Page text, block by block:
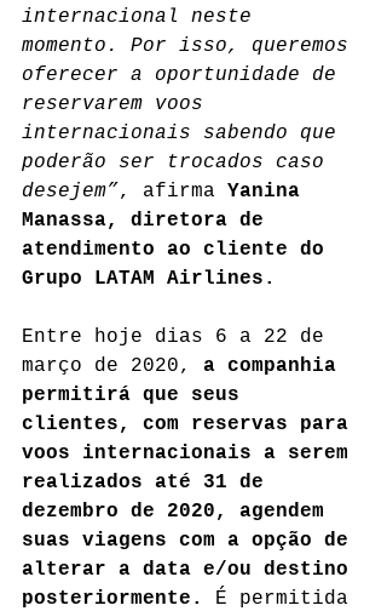
internacional neste
momento. Por isso, queremos
oferecer a oportunidade de
reservarem voos
internacionais sabendo que
poderão ser trocados caso
desejem”, afirma Yanina
Manassa, diretora de
atendimento ao cliente do
Grupo LATAM Airlines.
Entre hoje dias 6 a 22 de
março de 2020, a companhia
permitirá que seus
clientes, com reservas para
voos internacionais a serem
realizados até 31 de
dezembro de 2020, agendem
suas viagens com a opção de
alterar a data e/ou destino
posteriormente.
É permitida